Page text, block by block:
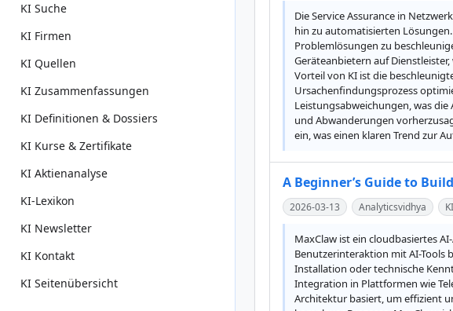
KI Suche
KI Firmen
KI Quellen
KI Zusammenfassungen
KI Definitionen & Dossiers
KI Kurse & Zertifikate
KI Aktienanalyse
KI-Lexikon
KI Newsletter
KI Kontakt
KI Seitenübersicht
Die Service Assurance in
hin zu automatisierten
Problemlösungen zu
Geräteanbietern auf
Vorteil von KI ist die
Ursachenfindungsprozess
Leistungsabweichungen, was
und Abwanderungen
ein, was einen klaren Trend zur
A Beginner’s Guide to
2026-03-13 Analyticsvidhya
MaxClaw ist ein cloudbasiertes
Benutzerinteraktion mit AI-Tools
Installation oder technische
Integration in Plattformen wie
Architektur basiert, um effizient